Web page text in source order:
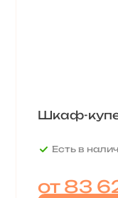
Шкаф-купе
Есть в
от 83